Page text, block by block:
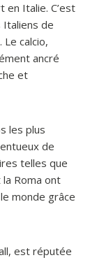
en Italie. C’est
Italiens de
calcio,
ancré
et
les plus
de
telles que
la Roma ont
monde grâce
est réputée